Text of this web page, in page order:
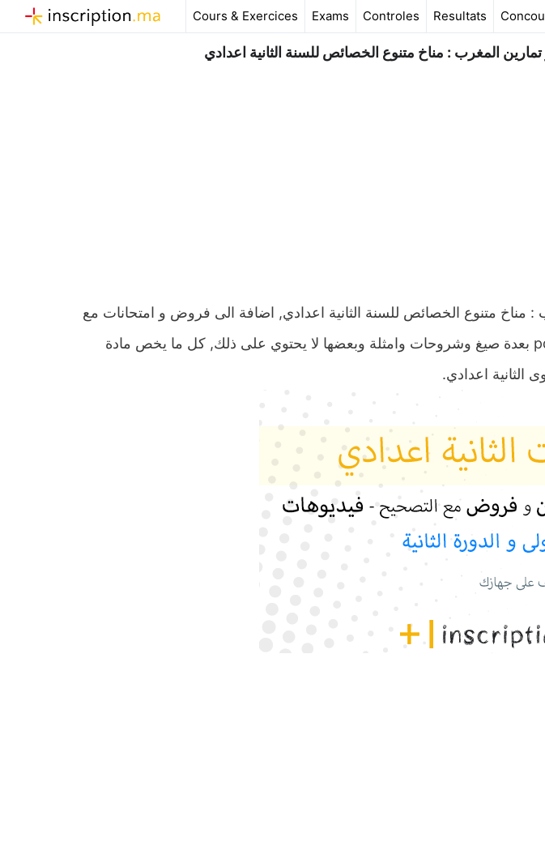
au
Cours & Exercices Exams Controles Resultats
المغرب : مناخ متنوع الخصائص للسنة الثانية اعدادي
متنوع الخصائص للسنة الثانية اعدادي, اضافة الى فروض و امتحانات مع
التصحيح و فيدوهات. الدرس مقدم pdf بعدة صيغ وشروحات وامثلة وبعضها لا يحتوي على ذلك, كل ما يخص مادة
الثانية اعدادي.